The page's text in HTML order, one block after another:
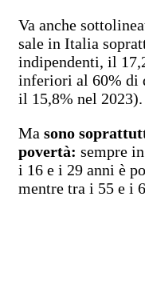
Va anche
sale in Italia
indipendenti, il
inferiori al 60% di
il 15,8% nel 2023).
Ma sono
povertà: sempre
i 16 e i 29 anni è
mentre tra i 55 e i